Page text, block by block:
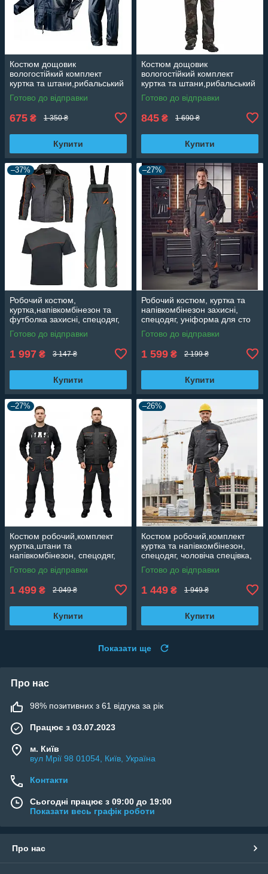
Костюм дощовик
вологостійкий комплект
куртка та штани,рибальський
комплект
Готово до відправки
675 ₴ 1 350 ₴
Купити
Костюм дощовик
вологостійкий комплект
куртка та штани,рибальський
комплект зелений
камуфляжний
Готово до відправки
845 ₴ 1 690 ₴
Купити
–37%
Робочий костюм,
куртка,напівкомбінезон та
футболка захисні, спецодяг,
уніформа для сто Польща
Professional
Готово до відправки
1 997 ₴ 3 147 ₴
Купити
–27%
Робочий костюм, куртка та
напівкомбінезон захисні,
спецодяг, уніформа для сто
Польща Professional
Готово до відправки
1 599 ₴ 2 199 ₴
Купити
–27%
Костюм робочий,комплект
куртка,штани та
напівкомбінезон, спецодяг,
чоловіча спецівка, роба
повсякденна Польща Classic
Готово до відправки
1 499 ₴ 2 049 ₴
Купити
–26%
Костюм робочий,комплект
куртка та напівкомбінезон,
спецодяг, чоловіча спецівка,
роба повсякденна Польща
Classic
Готово до відправки
1 449 ₴ 1 949 ₴
Купити
Показати ще
Про нас
98% позитивних з 61 відгука за рік
Працює з 03.07.2023
м. Київ
вул Мрії 98 01054, Київ, Україна
Контакти
Сьогодні працює з 09:00 до 19:00
Показати весь графік роботи
Про нас